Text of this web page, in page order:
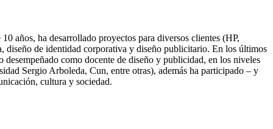
años, ha desarrollado proyectos para diversos clientes (HP,
de identidad corporativa y diseño publicitario. En los últimos
como docente de diseño y publicidad, en los niveles
Sergio Arboleda, Cun, entre otras), además ha participado – y
cultura y sociedad.